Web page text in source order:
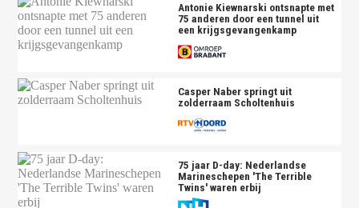
Antonie Kiewnarski ontsnapte met
75 anderen door een tunnel uit
een krijgsgevangenkamp
Casper Naber springt uit
zolderraam Scholtenhuis
75 jaar D-day: Nederlandse
Marineschepen 'The Terrible
Twins' waren erbij